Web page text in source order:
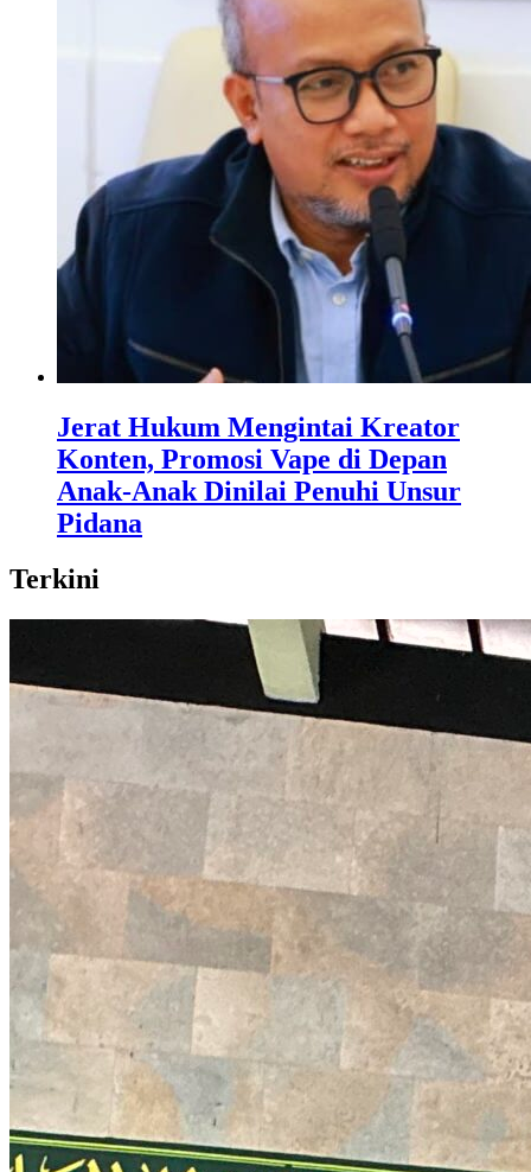
Jerat Hukum Mengintai Kreator
Konten, Promosi Vape di Depan
Anak-Anak Dinilai Penuhi Unsur
Pidana
Terkini